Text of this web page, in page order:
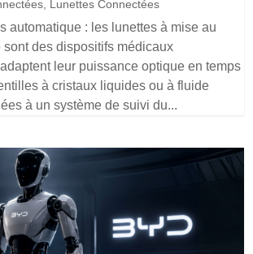
, Lunettes Connectées
automatique : les lunettes à mise au
sont des dispositifs médicaux
leur puissance optique en temps
à cristaux liquides ou à fluide
à un système de suivi du...